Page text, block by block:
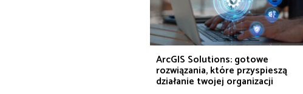
ArcGIS Solutions: gotowe
rozwiązania, które przyspieszą
działanie twojej organizacji